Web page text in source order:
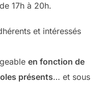
17h à 20h.
et intéressés
en fonction de
présents… et sous